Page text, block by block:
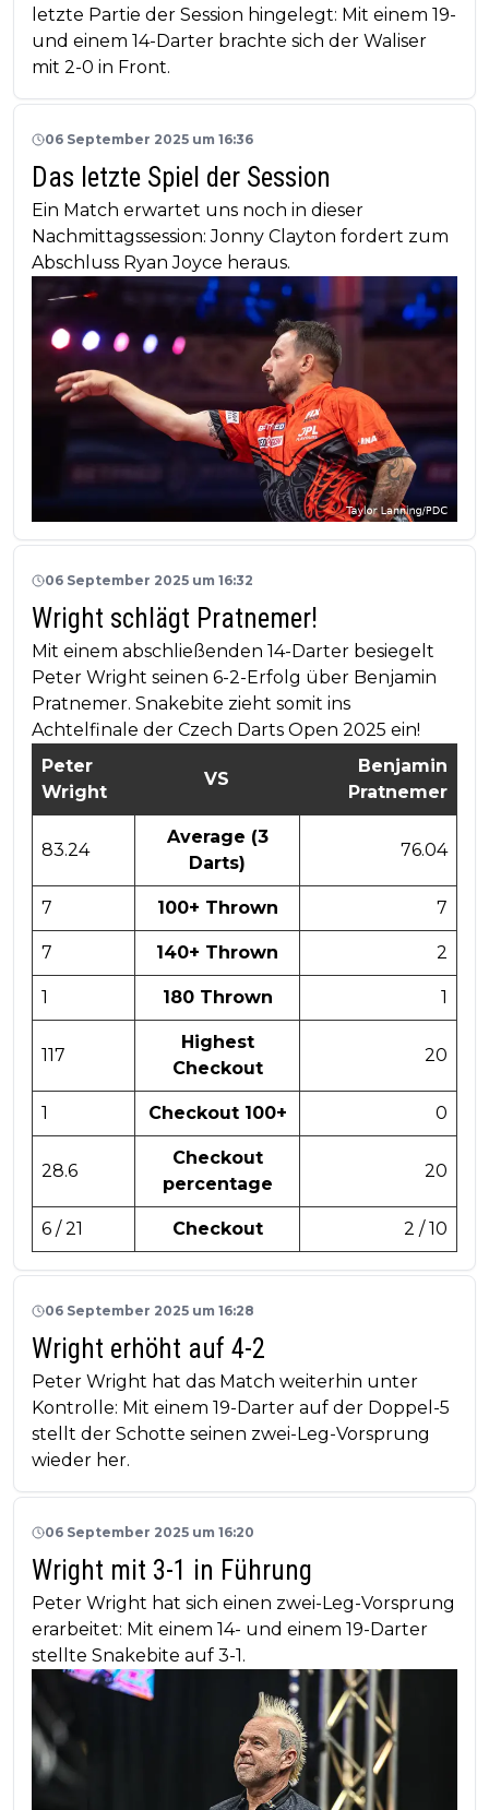
letzte Partie der Session hingelegt: Mit einem 19-
und einem 14-Darter brachte sich der Waliser
mit 2-0 in Front.
06 September 2025 um 16:36
Das letzte Spiel der Session
Ein Match erwartet uns noch in dieser
Nachmittagssession: Jonny Clayton fordert zum
Abschluss Ryan Joyce heraus.
06 September 2025 um 16:32
Wright schlägt Pratnemer!
Mit einem abschließenden 14-Darter besiegelt
Peter Wright seinen 6-2-Erfolg über Benjamin
Pratnemer. Snakebite zieht somit ins
Achtelfinale der Czech Darts Open 2025 ein!
Peter
Wright
VS
Benjamin
Pratnemer
83.24
Average (3
Darts)
76.04
7 100+ Thrown 7
7 140+ Thrown 2
1 180 Thrown 1
117
Highest
Checkout
20
1 Checkout 100+ 0
28.6
Checkout
percentage
20
6 / 21 Checkout 2 / 10
06 September 2025 um 16:28
Wright erhöht auf 4-2
Peter Wright hat das Match weiterhin unter
Kontrolle: Mit einem 19-Darter auf der Doppel-5
stellt der Schotte seinen zwei-Leg-Vorsprung
wieder her.
06 September 2025 um 16:20
Wright mit 3-1 in Führung
Peter Wright hat sich einen zwei-Leg-Vorsprung
erarbeitet: Mit einem 14- und einem 19-Darter
stellte Snakebite auf 3-1.